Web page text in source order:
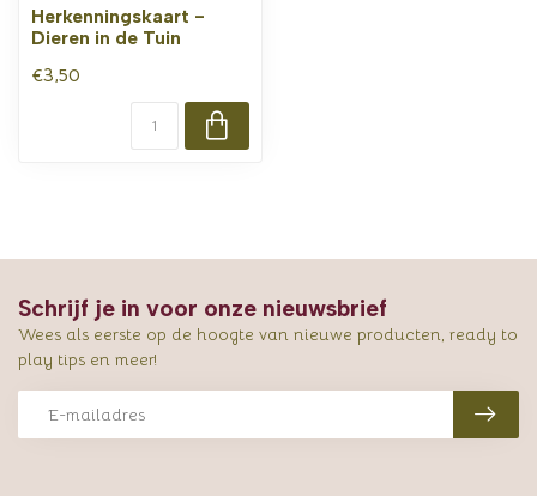
Herkenningskaart -
Dieren in de Tuin
€3,50
Schrijf je in voor onze nieuwsbrief
Wees als eerste op de hoogte van nieuwe producten, ready to
play tips en meer!